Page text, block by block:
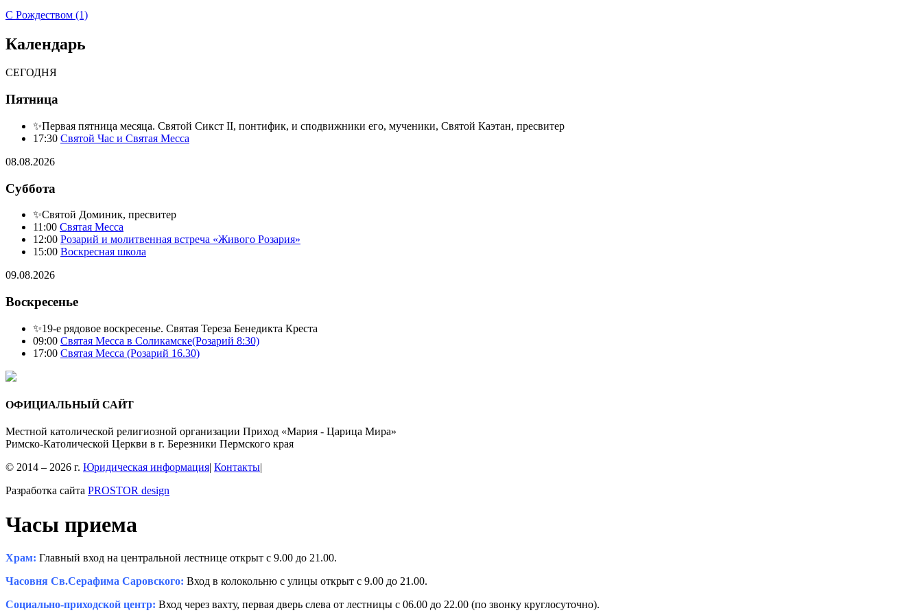
С Рождеством (1)
Календарь
СЕГОДНЯ
Пятница
✨Первая пятница месяца. Святой Сикст II, понтифик, и сподвижники его, мученики, Святой Каэтан, пресвитер
17:30 Святой Час и Святая Месса
08.08.2026
Суббота
✨Святой Доминик, пресвитер
11:00 Святая Месса
12:00 Розарий и молитвенная встреча «Живого Розария»
15:00 Воскресная школа
09.08.2026
Воскресенье
✨19-е рядовое воскресенье. Святая Тереза Бенедикта Креста
09:00 Святая Месса в Соликамске(Розарий 8:30)
17:00 Святая Месса (Розарий 16.30)
ОФИЦИАЛЬНЫЙ САЙТ
Местной католической религиозной организации Приход «Мария - Царица Мира»
Римско-Католической Церкви в г. Березники Пермского края
© 2014 – 2026 г. Юридическая информация| Контакты|
Разработка сайта PROSTOR design
Часы приема
Храм: Главный вход на центральной лестнице открыт с 9.00 до 21.00.
Часовня Св.Серафима Саровского: Вход в колокольню с улицы открыт с 9.00 до 21.00.
Социально-приходской центр: Вход через вахту, первая дверь слева от лестницы с 06.00 до 22.00 (по звонку круглосуточно).